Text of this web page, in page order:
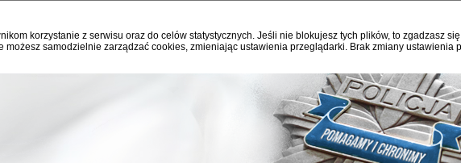
korzystanie z serwisu oraz do celów statystycznych. Jeśli nie blokujesz tych plików, to zgadzasz
samodzielnie zarządzać cookies, zmieniając ustawienia przeglądarki. Brak zmiany ustawienia